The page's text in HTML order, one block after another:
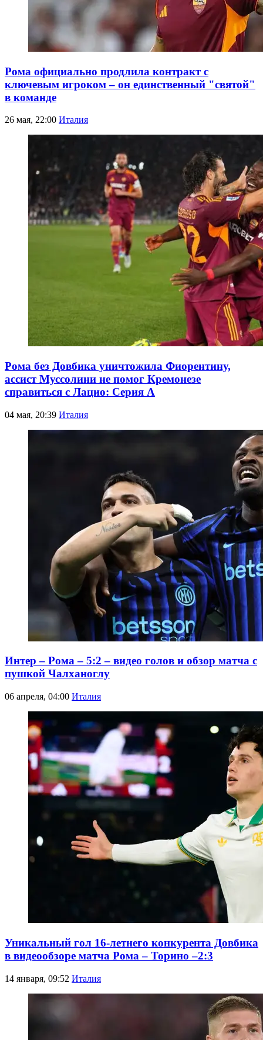
Рома официально продлила контракт с
ключевым игроком – он единственный "святой"
в команде
26 мая, 22:00 Италия
Рома без Довбика уничтожила Фиорентину,
ассист Муссолини не помог Кремонезе
справиться с Лацио: Серия А
04 мая, 20:39 Италия
Интер – Рома – 5:2 – видео голов и обзор матча с
пушкой Чалханоглу
06 апреля, 04:00 Италия
Уникальный гол 16-летнего конкурента Довбика
в видеообзоре матча Рома – Торино –2:3
14 января, 09:52 Италия